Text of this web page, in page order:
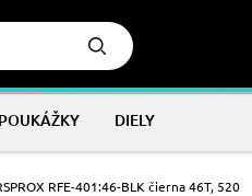
POUKÁŽKY DIELY
RFE-401:46-BLK čierna 46T, 520